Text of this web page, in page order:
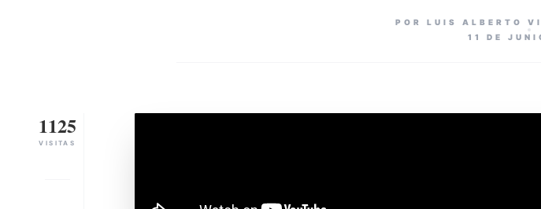
POR LUIS ALBERTO
11 DE
1125
VISITAS